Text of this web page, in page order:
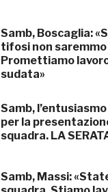
Samb, Boscaglia:
tifosi non saremmo
Promettiamo
sudata»
Samb,
per la
squadra. LA
Samb, Massi: